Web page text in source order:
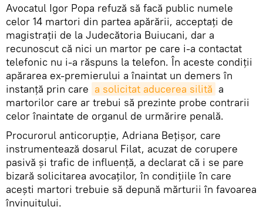
Avocatul Igor Popa refuză să facă public numele
celor 14 martori din partea apărării, acceptaţi de
magistraţii de la Judecătoria Buiucani, dar a
recunoscut că nici un martor pe care i-a contactat
telefonic nu i-a răspuns la telefon. În aceste condiţii
apărarea ex-premierului a înaintat un demers în
instanţă prin care a solicitat aducerea silită a
martorilor care ar trebui să prezinte probe contrarii
celor înaintate de organul de urmărire penală.
Procurorul anticorupţie, Adriana Beţişor, care
instrumentează dosarul Filat, acuzat de corupere
pasivă şi trafic de influenţă, a declarat că i se pare
bizară solicitarea avocaţilor, în condiţiile în care
aceşti martori trebuie să depună mărturii în favoarea
învinuitului.